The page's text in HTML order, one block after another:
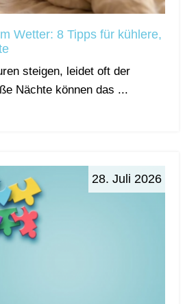
Wetter: 8 Tipps für kühlere,
steigen, leidet oft der
Nächte können das ...
28. Juli 2026